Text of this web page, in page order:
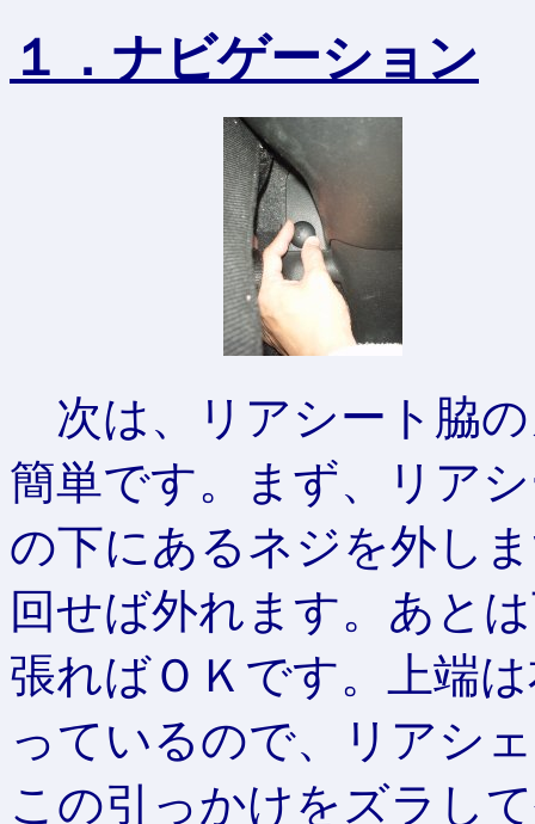
１．ナビゲーション
次は、リアシート脇
簡単です。まず、リア
の下にあるネジを外し
回せば外れます。あと
張ればＯＫです。上端
っているので、リアシ
この引っかけをズラし